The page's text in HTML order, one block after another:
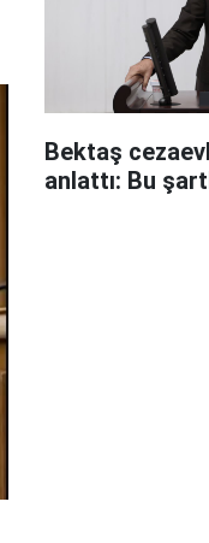
Bektaş
anlattı: Bu